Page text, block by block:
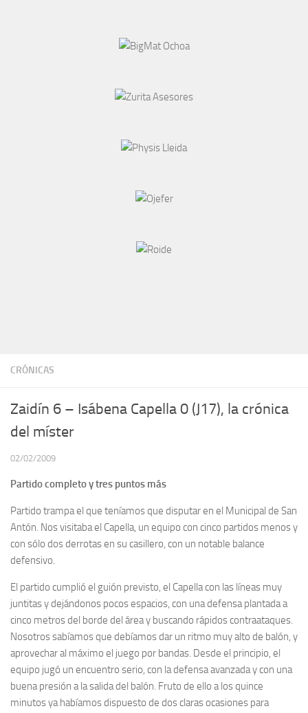
CRÓNICAS
Zaidín 6 – Isábena Capella 0 (J17), la crónica
del míster
02/02/2009
Partido completo y tres puntos más
Partido trampa el que teníamos que disputar en el Municipal de San
Antón. Nos visitaba el Capella, un equipo con cinco partidos menos y
con sólo dos derrotas en su casillero, con un notable balance
defensivo.
El partido cumplió el guión previsto, el Capella con las líneas muy
juntitas y dejándonos pocos espacios, con una defensa plantada a
cinco metros del borde del área y buscando rápidos contraataques.
Nosotros sabíamos que debíamos dar un ritmo muy alto de balón, y
aprovechar al máximo el juego por bandas. Desde el principio, el
equipo jugó un encuentro serio, con la defensa avanzada y con una
buena presión a la salida del balón. Fruto de ello a los quince
minutos ya habíamos dispuesto de dos claras ocasiones para